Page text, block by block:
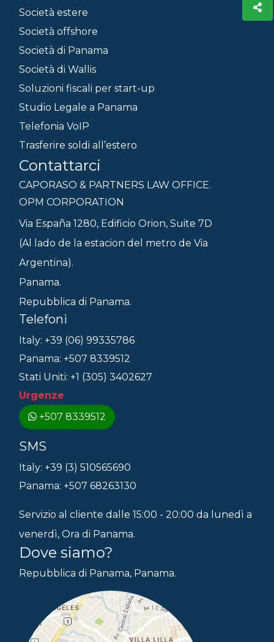
Società estere
Società offshore
Società di Panama
Società di Wallis
Soluzioni fiscali per start-up
Studio Legale a Panama
Telefonia VoIP
Trasferire soldi all’estero
Contattarci
CAPORASO & PARTNERS LAW OFFICE.
OPM CORPORATION
Via España 1280, Edificio Orion, Suite 7D
(Al lado de la estacion del metro de Via
Argentina).
Panama.
Repubblica di Panama.
Telefoni
Italy: +39 (06) 99335786
Panama: +507 8339512
Stati Uniti: +1 (305) 3402627
Urgenze
+507 8339512
SMS
Italy: +39 (3) 510565690
Panama: +507 68263130
Servizio al cliente dalle 15:00 - 20:00 da lunedì a
venerdì, Ora di Panama.
Dove siamo?
Repubblica di Panama, Panama.